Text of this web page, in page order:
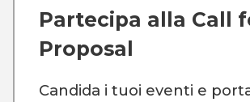
Partecipa alla Call
Proposal
Candida i tuoi eventi e